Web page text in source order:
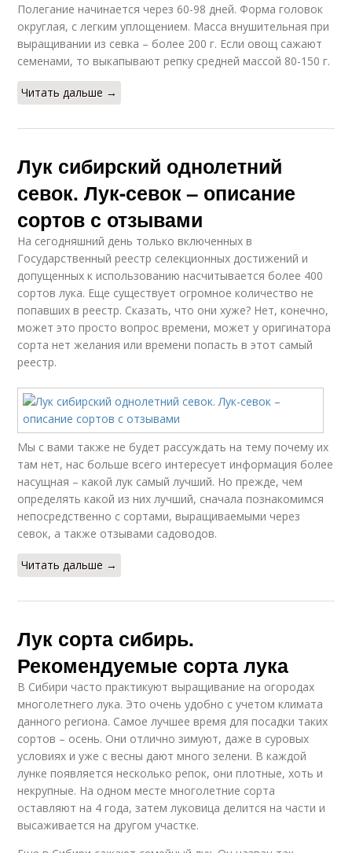
Полегание начинается через 60-98 дней. Форма головок
округлая, с легким уплощением. Масса внушительная при
выращивании из севка – более 200 г. Если овощ сажают
семенами, то выкапывают репку средней массой 80-150 г.
Читать дальше →
Лук сибирский однолетний
севок. Лук-севок – описание
сортов с отзывами
На сегодняшний день только включенных в
Государственный реестр селекционных достижений и
допущенных к использованию насчитывается более 400
сортов лука. Еще существует огромное количество не
попавших в реестр. Сказать, что они хуже? Нет, конечно,
может это просто вопрос времени, может у оригинатора
сорта нет желания или времени попасть в этот самый
реестр.
Мы с вами также не будет рассуждать на тему почему их
там нет, нас больше всего интересует информация более
насущная – какой лук самый лучший. Но прежде, чем
определять какой из них лучший, сначала познакомимся
непосредственно с сортами, выращиваемыми через
севок, а также отзывами садоводов.
Читать дальше →
Лук сорта сибирь.
Рекомендуемые сорта лука
В Cибири часто практикуют выращивание на огородах
многолетнего лука. Это очень удобно с учетом климата
данного региона. Самое лучшее время для посадки таких
сортов – осень. Они отлично зимуют, даже в суровых
условиях и уже с весны дают много зелени. В каждой
лунке появляется несколько репок, они плотные, хоть и
некрупные. На одном месте многолетние сорта
оставляют на 4 года, затем луковица делится на части и
высаживается на другом участке.